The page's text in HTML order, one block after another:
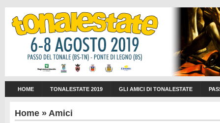
HOME TONALESTATE 2019 GLI AMICI DI TONALESTATE
Home » Amici